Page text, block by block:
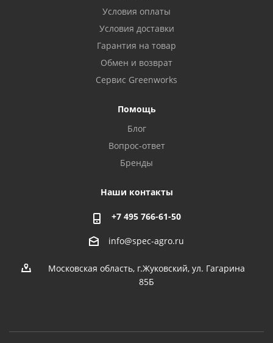
Условия оплаты
Условия доставки
Гарантия на товар
Обмен и возврат
Сервис Greenworks
Помощь
Блог
Вопрос-ответ
Бренды
Наши контакты
+7 495 766-61-50
info@spec-agro.ru
Московская область, г.Жуковский, ул. Гагарина
85Б